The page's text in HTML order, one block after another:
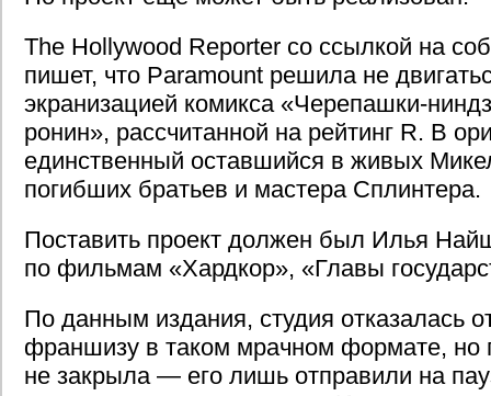
The Hollywood Reporter со ссылкой на
пишет, что Paramount решила не
экранизацией комикса «Черепашки-
ронин», рассчитанной на рейтинг R. В
единственный оставшийся в живых
погибших братьев и мастера Сплинтера.
Поставить проект должен был Илья
по фильмам «Хардкор», «Главы
По данным издания, студия отказалась
франшизу в таком мрачном формате,
не закрыла — его лишь отправили на